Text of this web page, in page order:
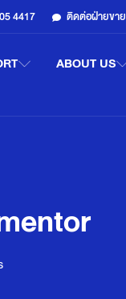
4417 ติดต่อฝ่ายขาย
ABOUT US